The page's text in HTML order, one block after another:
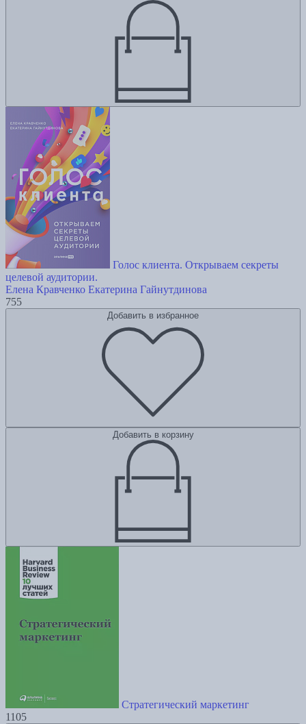
Голос клиента. Открываем секреты
целевой аудитории.
Елена Кравченко Екатерина Гайнутдинова
755
Добавить в избранное
Добавить в корзину
Стратегический маркетинг
1105